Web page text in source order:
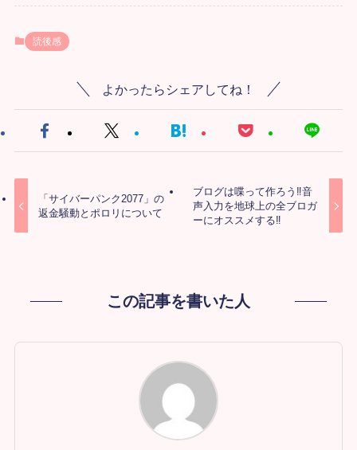
読後感
よかったらシェアしてね！
「サイバーパンク2077」の
返金騒動とポロリについて
ブログは喋って作ろう‼音
声入力を地球上の全ブロガ
ーにオススメする‼
この記事を書いた人